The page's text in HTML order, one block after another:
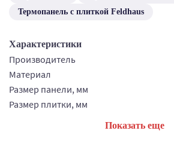
Термопанель с плиткой Feldhaus
Характеристики
Производитель
Материал
Размер панели, мм
Размер плитки, мм
Показать еще